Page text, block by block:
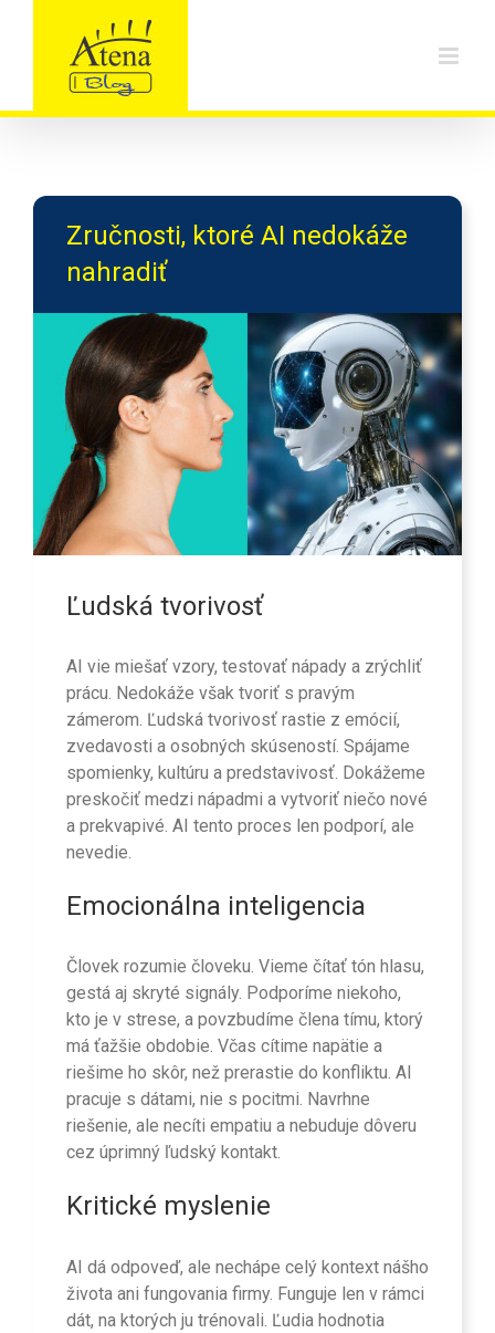
Zručnosti, ktoré AI nedokáže
nahradiť
Ľudská tvorivosť
AI vie miešať vzory, testovať nápady a zrýchliť
prácu. Nedokáže však tvoriť s pravým
zámerom. Ľudská tvorivosť rastie z emócií,
zvedavosti a osobných skúseností. Spájame
spomienky, kultúru a predstavivosť. Dokážeme
preskočiť medzi nápadmi a vytvoriť niečo nové
a prekvapivé. AI tento proces len podporí, ale
nevedie.
Emocionálna inteligencia
Človek rozumie človeku. Vieme čítať tón hlasu,
gestá aj skryté signály. Podporíme niekoho,
kto je v strese, a povzbudíme člena tímu, ktorý
má ťažšie obdobie. Včas cítime napätie a
riešime ho skôr, než prerastie do konfliktu. AI
pracuje s dátami, nie s pocitmi. Navrhne
riešenie, ale necíti empatiu a nebuduje dôveru
cez úprimný ľudský kontakt.
Kritické myslenie
AI dá odpoveď, ale nechápe celý kontext nášho
života ani fungovania firmy. Funguje len v rámci
dát, na ktorých ju trénovali. Ľudia hodnotia